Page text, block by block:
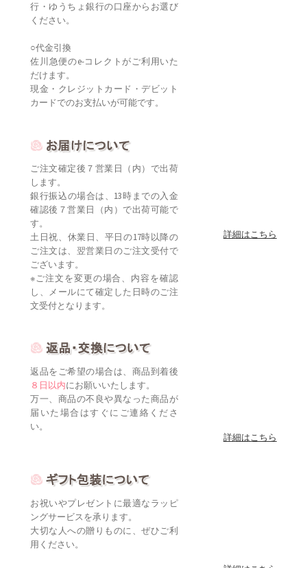
行・ゆうちょ銀行の口座からお選び
ください。
○代金引換
佐川急便のe-コレクトがご利用いた
だけます。
現金・クレジットカード・デビット
カードでのお支払いが可能です。
ご注文確定後７営業日（内）で出荷
します。
銀行振込の場合は、13時までの入金
確認後７営業日（内）で出荷可能で
す。
土日祝、休業日、平日の17時以降の
ご注文は、翌営業日のご注文受付で
ございます。
※ご注文を変更の場合、内容を確認
し、メールにて確定した日時のご注
文受付となります。
詳細はこちら
返品をご希望の場合は、商品到着後
８日以内にお願いいたします。
万一、商品の不良や異なった商品が
届いた場合はすぐにご連絡くださ
い。
詳細はこちら
お祝いやプレゼントに最適なラッピ
ングサービスを承ります。
大切な人への贈りものに、ぜひご利
用ください。